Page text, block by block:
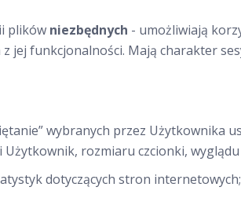
plików niezbędnych - umożliwiają
jej funkcjonalności. Mają charakter
wybranych przez Użytkownika
rozmiaru czcionki,
dotyczących stron internetowych;